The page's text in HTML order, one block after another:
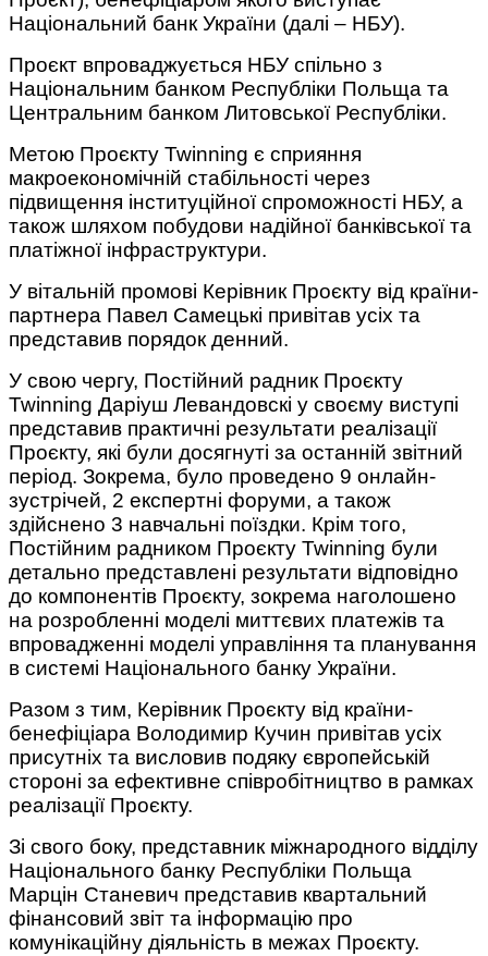
Національний банк України (далі – НБУ).
Проєкт впроваджується НБУ спільно з
Національним банком Республіки Польща та
Центральним банком Литовської Республіки.
Метою Проєкту Twinning є сприяння
макроекономічній стабільності через
підвищення інституційної спроможності НБУ, а
також шляхом побудови надійної банківської та
платіжної інфраструктури.
У вітальній промові Керівник Проєкту від країни-
партнера Павел Самецькі привітав усіх та
представив порядок денний.
У свою чергу, Постійний радник Проєкту
Twinning Даріуш Левандовскі у своєму виступі
представив практичні результати реалізації
Проєкту, які були досягнуті за останній звітний
період. Зокрема, було проведено 9 онлайн-
зустрічей, 2 експертні форуми, а також
здійснено 3 навчальні поїздки. Крім того,
Постійним радником Проєкту Twinning були
детально представлені результати відповідно
до компонентів Проєкту, зокрема наголошено
на розробленні моделі миттєвих платежів та
впровадженні моделі управління та планування
в системі Національного банку України.
Разом з тим, Керівник Проєкту від країни-
бенефіціара Володимир Кучин привітав усіх
присутніх та висловив подяку європейській
стороні за ефективне співробітництво в рамках
реалізації Проєкту.
Зі свого боку, представник міжнародного відділу
Національного банку Республіки Польща
Марцін Станевич представив квартальний
фінансовий звіт та інформацію про
комунікаційну діяльність в межах Проєкту.